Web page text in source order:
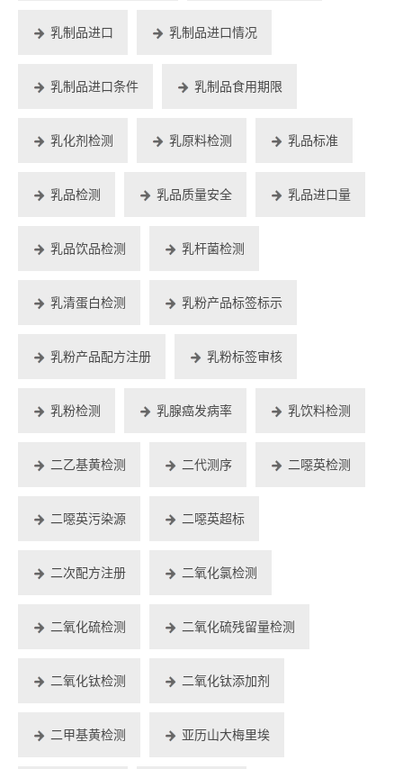
乳制品进口 乳制品进口情况
乳制品进口条件 乳制品食用期限
乳化剂检测 乳原料检测 乳品标准
乳品检测 乳品质量安全 乳品进口量
乳品饮品检测 乳杆菌检测
乳清蛋白检测 乳粉产品标签标示
乳粉产品配方注册 乳粉标签审核
乳粉检测 乳腺癌发病率 乳饮料检测
二乙基黄检测 二代测序 二噁英检测
二噁英污染源 二噁英超标
二次配方注册 二氧化氯检测
二氧化硫检测 二氧化硫残留量检测
二氧化钛检测 二氧化钛添加剂
二甲基黄检测 亚历山大梅里埃